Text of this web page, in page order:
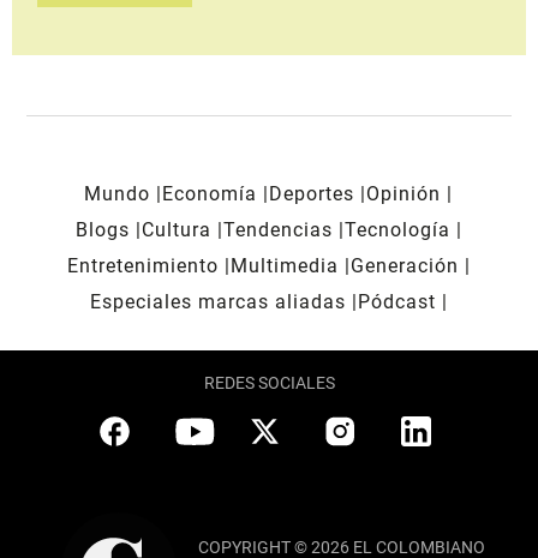
Mundo Economía Deportes
Opinión
Blogs
Cultura Tendencias Tecnología
Entretenimiento
Multimedia
Generación
Especiales marcas aliadas
Pódcast
REDES SOCIALES
COPYRIGHT © 2026 EL COLOMBIANO